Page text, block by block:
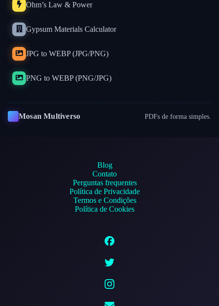
Ohm’s Law & Power
Gypsum Materials Calculator
JPG to WEBP (JPG/PNG)
PNG to WEBP (PNG/JPG)
Mosan Multiverso PDFs de forma simples.
Blog
Contato
Perguntas frequentes
Política de Privacidade
Termos e Condições
Política de Cookies